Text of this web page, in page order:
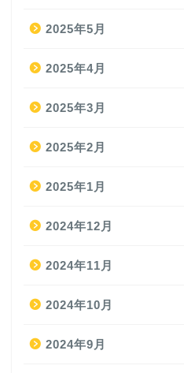
2025年5月
2025年4月
2025年3月
2025年2月
2025年1月
2024年12月
2024年11月
2024年10月
2024年9月